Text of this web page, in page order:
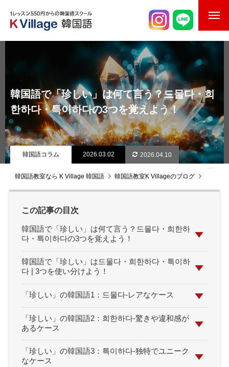
校舎案内
韓国語講師紹介
スケジュール
K Village韓国留学
韓国語で「珍しい」は何て言う？드물다・희
한하다・특이하다の3つを覚えよう！
韓国語コラム 2026.03.02 2026.04.10
韓国語教室なら K Village 韓国語 韓国語教室K Villageのブログ
この記事の目次
韓国語で「珍しい」は何て言う？드물다・희한하
다・특이하다の3つを覚えよう！
韓国語で「珍しい」は드물다・희한하다・특이하
다 | 3つを使い分けよう！
「珍しい」の韓国語1：드물다-レアなケース
「珍しい」の韓国語2：희한하다-驚きや違和感が
あるケース
「珍しい」の韓国語3：특이하다-独特でユニーク
なケース